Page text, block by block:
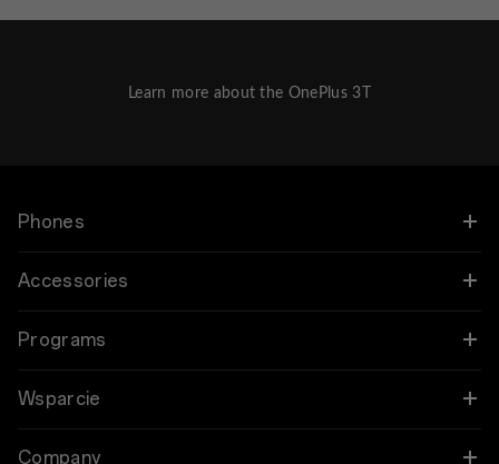
Learn more about the OnePlus 3T
Phones
OnePlus 12
OnePlus 12R
OnePlus Open
Accessories
Audio
Cases & Protection
Power & Cables
Programs
Połącz swoje urządzenia OnePlus
Program rabatowy
Wsparcie
Najczęściej zadawane pytania dotyczące zakupów
Company